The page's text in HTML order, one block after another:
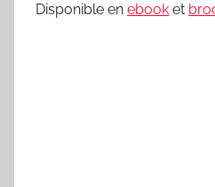
Disponible en ebook et